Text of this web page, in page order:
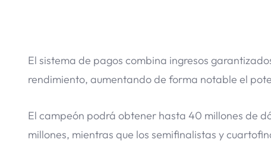
El sistema de pagos combina ingresos
rendimiento, aumentando de forma notable el
El campeón podrá obtener hasta 40 millones de
millones, mientras que los semifinalistas y